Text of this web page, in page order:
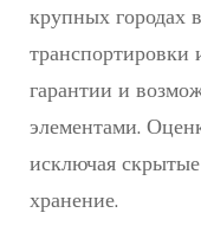
крупных городах
транспортировки
гарантии и
элементами.
исключая
хранение.